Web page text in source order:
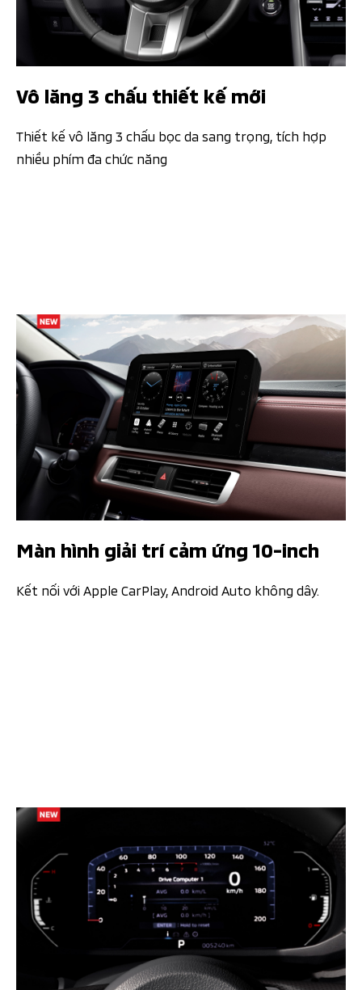
Vô lăng 3 chấu thiết kế mới​​ ​​
Thiết kế vô lăng 3 chấu bọc da sang trọng, tích hợp
nhiều phím đa chức năng​​
Màn hình giải trí cảm ứng 10-inch​​ ​​
Kết nối với Apple CarPlay, Android Auto không dây.​